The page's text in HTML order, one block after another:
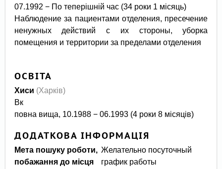
07.1992 − По теперішній час (34 роки 1 місяць)
Наблюдение за пациентами отделения, пресечение
ненужных действий с их стороны, уборка
помещения и территории за пределами отделения
ОСВІТА
Хиси (Харків)
Вк
повна вища, 10.1988 − 06.1993 (4 роки 8 місяців)
ДОДАТКОВА ІНФОРМАЦІЯ
Мета пошуку роботи,
побажання до місця
Желательно посуточный
график работы